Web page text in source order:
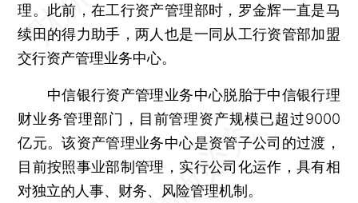
理。此前，在工行资产管理部时，罗金辉一直是马
续田的得力助手，两人也是一同从工行资管部加盟
交行资产管理业务中心。
中信银行资产管理业务中心脱胎于中信银行理
财业务管理部门，目前管理资产规模已超过9000
亿元。该资产管理业务中心是资管子公司的过渡，
目前按照事业部制管理，实行公司化运作，具有相
对独立的人事、财务、风险管理机制。